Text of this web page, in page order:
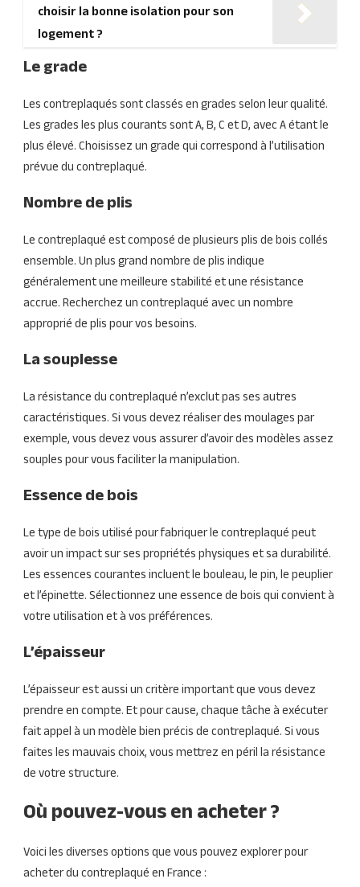
choisir la bonne isolation pour son
logement ?
Le grade
Les contreplaqués sont classés en grades selon leur qualité.
Les grades les plus courants sont A, B, C et D, avec A étant le
plus élevé. Choisissez un grade qui correspond à l’utilisation
prévue du contreplaqué.
Nombre de plis
Le contreplaqué est composé de plusieurs plis de bois collés
ensemble. Un plus grand nombre de plis indique
généralement une meilleure stabilité et une résistance
accrue. Recherchez un contreplaqué avec un nombre
approprié de plis pour vos besoins.
La souplesse
La résistance du contreplaqué n’exclut pas ses autres
caractéristiques. Si vous devez réaliser des moulages par
exemple, vous devez vous assurer d’avoir des modèles assez
souples pour vous faciliter la manipulation.
Essence de bois
Le type de bois utilisé pour fabriquer le contreplaqué peut
avoir un impact sur ses propriétés physiques et sa durabilité.
Les essences courantes incluent le bouleau, le pin, le peuplier
et l’épinette. Sélectionnez une essence de bois qui convient à
votre utilisation et à vos préférences.
L’épaisseur
L’épaisseur est aussi un critère important que vous devez
prendre en compte. Et pour cause, chaque tâche à exécuter
fait appel à un modèle bien précis de contreplaqué. Si vous
faites les mauvais choix, vous mettrez en péril la résistance
de votre structure.
Où pouvez-vous en acheter ?
Voici les diverses options que vous pouvez explorer pour
acheter du contreplaqué en France :